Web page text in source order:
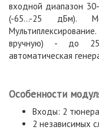
входной диапазон
(-65...-25 дБм).
вручную) - до
автоматическая
Особенности
Входы: 2
2 независимых